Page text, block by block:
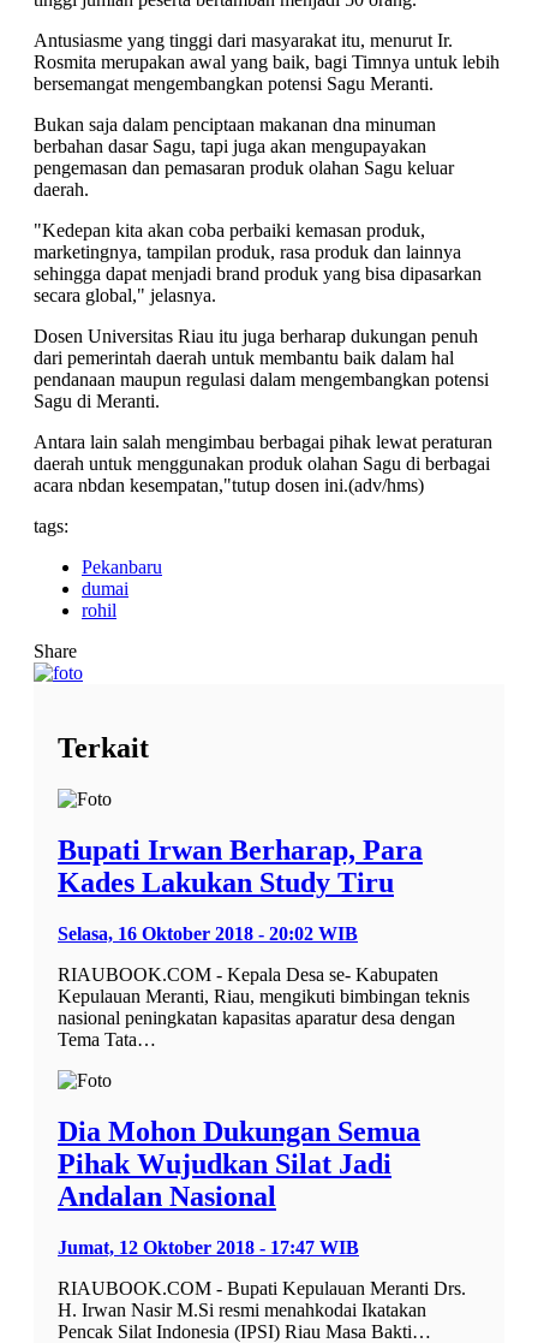
Antusiasme yang tinggi dari masyarakat itu, menurut Ir.
Rosmita merupakan awal yang baik, bagi Timnya untuk lebih
bersemangat mengembangkan potensi Sagu Meranti.
Bukan saja dalam penciptaan makanan dna minuman
berbahan dasar Sagu, tapi juga akan mengupayakan
pengemasan dan pemasaran produk olahan Sagu keluar
daerah.
"Kedepan kita akan coba perbaiki kemasan produk,
marketingnya, tampilan produk, rasa produk dan lainnya
sehingga dapat menjadi brand produk yang bisa dipasarkan
secara global," jelasnya.
Dosen Universitas Riau itu juga berharap dukungan penuh
dari pemerintah daerah untuk membantu baik dalam hal
pendanaan maupun regulasi dalam mengembangkan potensi
Sagu di Meranti.
Antara lain salah mengimbau berbagai pihak lewat peraturan
daerah untuk menggunakan produk olahan Sagu di berbagai
acara nbdan kesempatan,"tutup dosen ini.(adv/hms)
tags:
Pekanbaru
dumai
rohil
Share
Terkait
Bupati Irwan Berharap, Para
Kades Lakukan Study Tiru
Selasa, 16 Oktober 2018 - 20:02 WIB
RIAUBOOK.COM - Kepala Desa se- Kabupaten
Kepulauan Meranti, Riau, mengikuti bimbingan teknis
nasional peningkatan kapasitas aparatur desa dengan
Tema Tata…
Dia Mohon Dukungan Semua
Pihak Wujudkan Silat Jadi
Andalan Nasional
Jumat, 12 Oktober 2018 - 17:47 WIB
RIAUBOOK.COM - Bupati Kepulauan Meranti Drs.
H. Irwan Nasir M.Si resmi menahkodai Ikatakan
Pencak Silat Indonesia (IPSI) Riau Masa Bakti…